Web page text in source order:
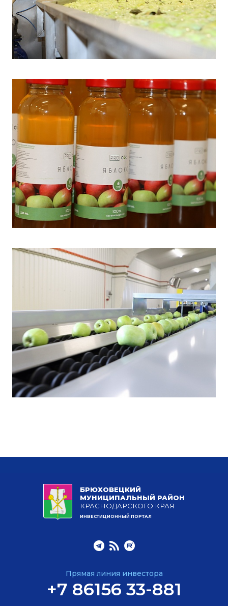
БРЮХОВЕЦКИЙ
МУНИЦИПАЛЬНЫЙ РАЙОН
КРАСНОДАРСКОГО КРАЯ
ИНВЕСТИЦИОННЫЙ ПОРТАЛ
Прямая линия инвестора
+7 86156 33-881